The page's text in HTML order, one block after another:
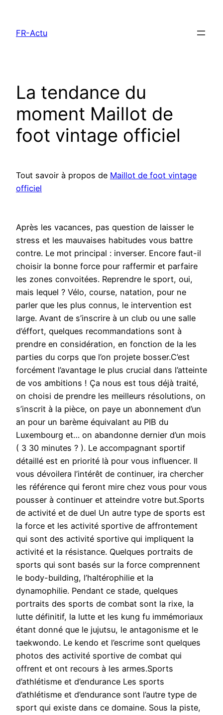
contenu
FR-Actu
La tendance du
moment Maillot de
foot vintage officiel
Tout savoir à propos de Maillot de foot vintage
officiel
Après les vacances, pas question de laisser le
stress et les mauvaises habitudes vous battre
contre. Le mot principal : inverser. Encore faut-il
choisir la bonne force pour raffermir et parfaire
les zones convoitées. Reprendre le sport, oui,
mais lequel ? Vélo, course, natation, pour ne
parler que les plus connus, le intervention est
large. Avant de s’inscrire à un club ou une salle
d’éffort, quelques recommandations sont à
prendre en considération, en fonction de la les
parties du corps que l’on projete bosser.C’est
forcément l’avantage le plus crucial dans l’atteinte
de vos ambitions ! Ça nous est tous déjà traité,
on choisi de prendre les meilleurs résolutions, on
s’inscrit à la pièce, on paye un abonnement d’un
an pour un barème équivalant au PIB du
Luxembourg et… on abandonne dernier d’un mois
( 3 30 minutes ? ). Le accompagnant sportif
détaillé est en priorité là pour vous influencer. Il
vous dévoilera l’intérêt de continuer, ira chercher
les référence qui feront mire chez vous pour vous
pousser à continuer et atteindre votre but.Sports
de activité et de duel Un autre type de sports est
la force et les activité sportive de affrontement
qui sont des activité sportive qui impliquent la
activité et la résistance. Quelques portraits de
sports qui sont basés sur la force comprennent
le body-building, l’haltérophilie et la
dynamophilie. Pendant ce stade, quelques
portraits des sports de combat sont la rixe, la
lutte définitif, la lutte et les kung fu immémoriaux
étant donné que le jujutsu, le antagonisme et le
taekwondo. Le kendo et l’escrime sont quelques
photos des activité sportive de combat qui
offrent et ont recours à les armes.Sports
d’athlétisme et d’endurance Les sports
d’athlétisme et d’endurance sont l’autre type de
sport qui existe dans ce domaine. Sous la piste,